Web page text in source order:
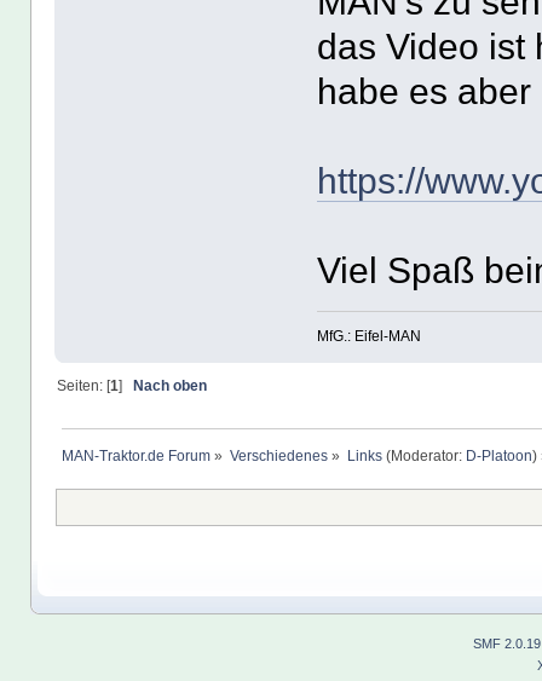
das Video ist
habe es
https://
Viel Spaß
MfG.: Eifel-MAN
Seiten: [1] Nach oben
MAN-Traktor.de Forum » Verschiedenes » Links(Moderator: D-Platoon)
SMF 2.0.19